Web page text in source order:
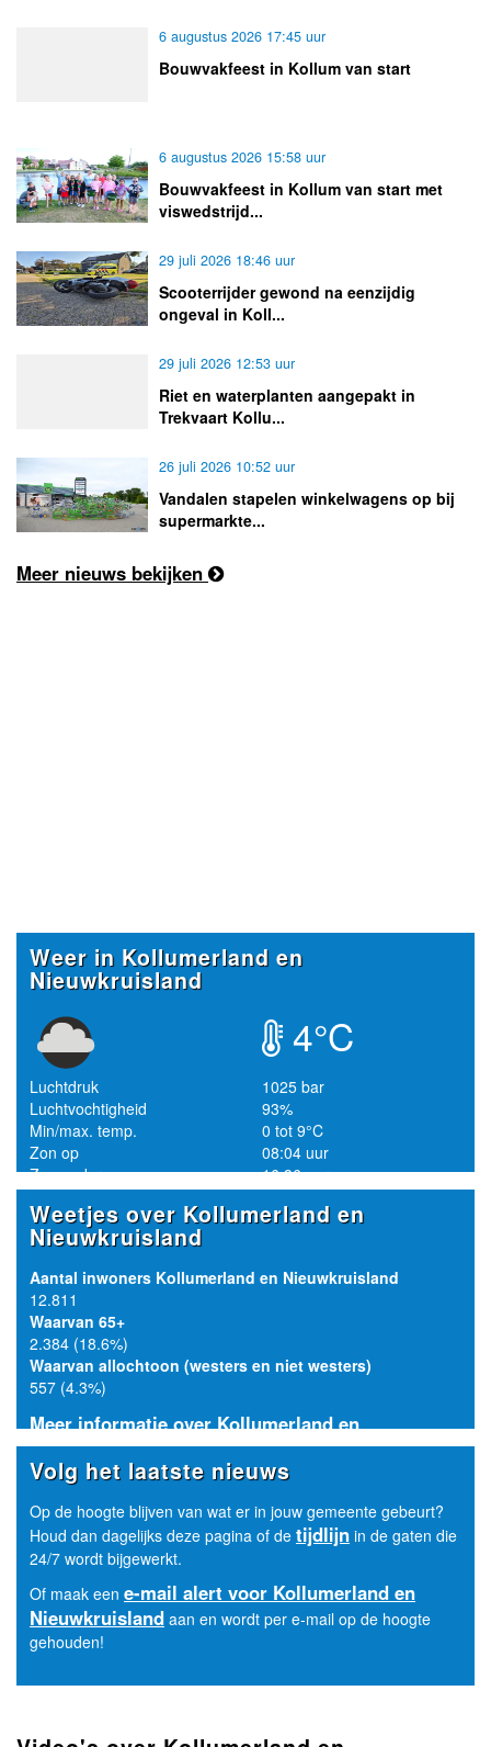
6 augustus 2026 17:45 uur
Bouwvakfeest in Kollum van start
6 augustus 2026 15:58 uur
Bouwvakfeest in Kollum van start met
viswedstrijd...
29 juli 2026 18:46 uur
Scooterrijder gewond na eenzijdig
ongeval in Koll...
29 juli 2026 12:53 uur
Riet en waterplanten aangepakt in
Trekvaart Kollu...
26 juli 2026 10:52 uur
Vandalen stapelen winkelwagens op bij
supermarkte...
Meer nieuws bekijken
Weer in Kollumerland en
Nieuwkruisland
4°C
Luchtdruk
1025 bar
Luchtvochtigheid
93%
Min/max. temp.
0 tot 9°C
Zon op
08:04 uur
Zon onder
16:36 uur
Weetjes over Kollumerland en
Nieuwkruisland
Aantal inwoners Kollumerland en Nieuwkruisland
12.811
Waarvan 65+
2.384 (18.6%)
Waarvan allochtoon (westers en niet westers)
557 (4.3%)
Meer informatie over Kollumerland en
Nieuwkruisland
Volg het laatste nieuws
Op de hoogte blijven van wat er in jouw gemeente gebeurt?
Houd dan dagelijks deze pagina of de tijdlijn in de gaten die
24/7 wordt bijgewerkt.
Of maak een e-mail alert voor Kollumerland en
Nieuwkruisland aan en wordt per e-mail op de hoogte
gehouden!